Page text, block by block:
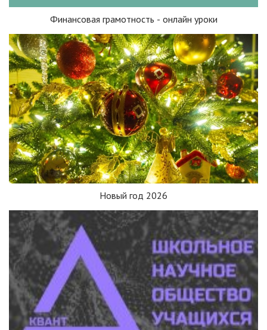
Финансовая грамотность - онлайн уроки
Новый год 2026